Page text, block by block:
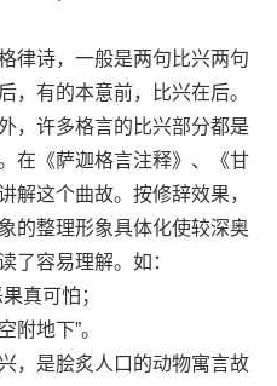
诗，一般是两句比兴两句
，有的本意前，比兴在后。
，许多格言的比兴部分都是
在《萨迦格言注释》、《甘
解这个曲故。按修辞效果，
的整理形象具体化使较深奥
了容易理解。如：
真可怕；
地下”。
是脍炙人口的动物寓言故